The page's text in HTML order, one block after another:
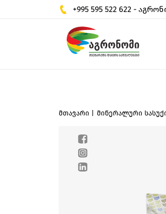
+995 595 522 622 -
მთავარი | მინერალური